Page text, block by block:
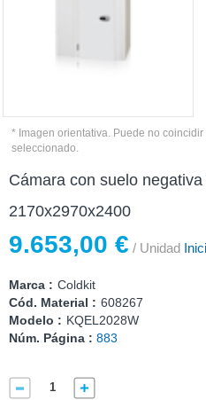
* Imagen orientativa. Puede no
seleccionado.
Cámara con suelo
2170x2970x2400
9.653,00 € / Unidad
Marca : Coldkit
Cód. Material : 608267
Modelo : KQEL2028W
Núm. Página : 883